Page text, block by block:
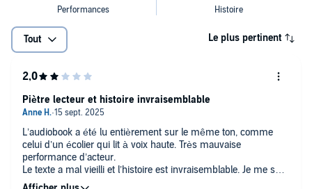
Tout Le plus pertinent
L’audiobook a été lu entièrement sur le même ton, comme
celui d’un écolier qui lit à voix haute. Très mauvaise
performance d’acteur.
Le texte a mal vieilli et l’histoire est invraisemblable. Je me suis
forcée à terminer l’écoute, mais sans plaisir.
Piètre lecteur et histoire invraisemblable